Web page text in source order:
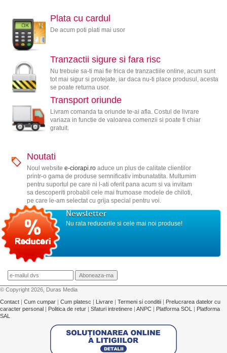
Plata cu cardul
De acum poti plati mai usor
Tranzactii sigure si fara risc
Nu trebuie sa-ti mai fie frica de tranzactiile online, acum sunt
tot mai sigur si protejate, iar daca nu-ti place produsul, acesta
se poate returna usor.
Transport oriunde
Livram comanda ta oriunde te-ai afla. Costul de livrare
variaza in functie de valoarea comenzii si poate fi chiar
gratuit.
Noutati
Noul website e-ciorapi.roaduce un plus de calitate clientilor
printr-o gama de produse semnificativ imbunatatita. Multumim
pentru suportul pe care ni l-ati oferit pana acum si va invitam
sa descoperiti probabil cele mai frumoase modele de chiloti,
pe care le-am selectat cu grija special pentru voi.
Newsletter
Nu rata reducerile si cele mai noi produse!
© Copyright 2026, Duras Media
Contact | Cum cumpar | Cum platesc | Livrare | Termeni si conditii | Prelucrarea datelor cu
caracter personal | Politica de retur | Sfaturi intretinere | ANPC | Platforma SOL | Platforma
SAL